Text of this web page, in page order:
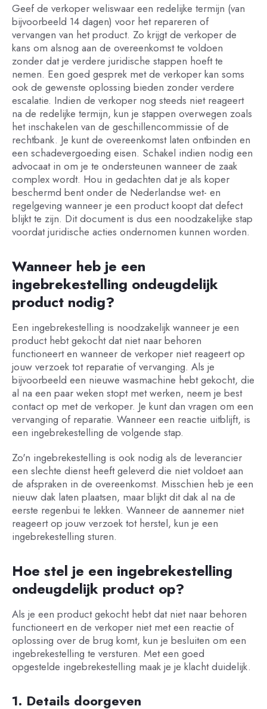
Geef de verkoper weliswaar een redelijke termijn (van
bijvoorbeeld 14 dagen) voor het repareren of
vervangen van het product. Zo krijgt de verkoper de
kans om alsnog aan de overeenkomst te voldoen
zonder dat je verdere juridische stappen hoeft te
nemen. Een goed gesprek met de verkoper kan soms
ook de gewenste oplossing bieden zonder verdere
escalatie. Indien de verkoper nog steeds niet reageert
na de redelijke termijn, kun je stappen overwegen zoals
het inschakelen van de geschillencommissie of de
rechtbank. Je kunt de overeenkomst laten ontbinden en
een schadevergoeding eisen. Schakel indien nodig een
advocaat in om je te ondersteunen wanneer de zaak
complex wordt. Hou in gedachten dat je als koper
beschermd bent onder de Nederlandse wet- en
regelgeving wanneer je een product koopt dat defect
blijkt te zijn. Dit document is dus een noodzakelijke stap
voordat juridische acties ondernomen kunnen worden.
Wanneer heb je een
ingebrekestelling ondeugdelijk
product nodig?
Een ingebrekestelling is noodzakelijk wanneer je een
product hebt gekocht dat niet naar behoren
functioneert en wanneer de verkoper niet reageert op
jouw verzoek tot reparatie of vervanging. Als je
bijvoorbeeld een nieuwe wasmachine hebt gekocht, die
al na een paar weken stopt met werken, neem je best
contact op met de verkoper. Je kunt dan vragen om een
vervanging of reparatie. Wanneer een reactie uitblijft, is
een ingebrekestelling de volgende stap.
Zo'n ingebrekestelling is ook nodig als de leverancier
een slechte dienst heeft geleverd die niet voldoet aan
de afspraken in de overeenkomst. Misschien heb je een
nieuw dak laten plaatsen, maar blijkt dit dak al na de
eerste regenbui te lekken. Wanneer de aannemer niet
reageert op jouw verzoek tot herstel, kun je een
ingebrekestelling sturen.
Hoe stel je een ingebrekestelling
ondeugdelijk product op?
Als je een product gekocht hebt dat niet naar behoren
functioneert en de verkoper niet met een reactie of
oplossing over de brug komt, kun je besluiten om een
ingebrekestelling te versturen. Met een goed
opgestelde ingebrekestelling maak je je klacht duidelijk.
1. Details doorgeven